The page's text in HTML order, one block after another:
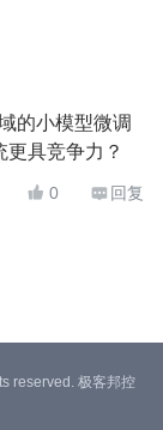
的小模型微调
具竞争力？
 0  回复
reserved. 极客邦控